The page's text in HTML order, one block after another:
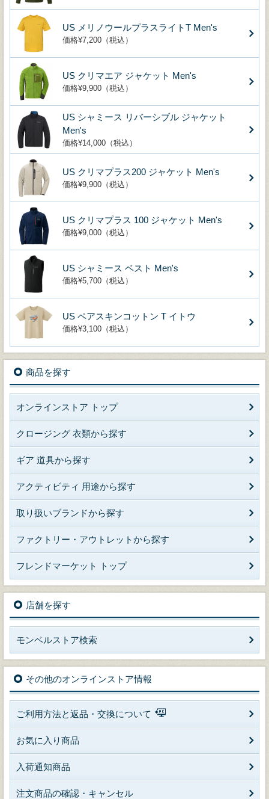
US メリノウールプラスライトT Men's
価格¥7,200（税込）
US クリマエア ジャケット Men's
価格¥9,900（税込）
US シャミース リバーシブル ジャケット
Men's
価格¥14,000（税込）
US クリマプラス200 ジャケット Men's
価格¥9,900（税込）
US クリマプラス 100 ジャケット Men's
価格¥9,000（税込）
US シャミース ベスト Men's
価格¥5,700（税込）
US ペアスキンコットン T イトウ
価格¥3,100（税込）
商品を探す
オンラインストア トップ
クロージング 衣類から探す
ギア 道具から探す
アクティビティ 用途から探す
取り扱いブランドから探す
ファクトリー・アウトレットから探す
フレンドマーケット トップ
店舗を探す
モンベルストア検索
その他のオンラインストア情報
ご利用方法と返品・交換について
お気に入り商品
入荷通知商品
注文商品の確認・キャンセル